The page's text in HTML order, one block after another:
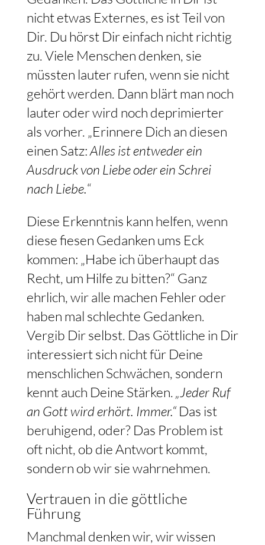
nicht etwas Externes, es ist Teil von
Dir. Du hörst Dir einfach nicht richtig
zu. Viele Menschen denken, sie
müssten lauter rufen, wenn sie nicht
gehört werden. Dann blärt man noch
lauter oder wird noch deprimierter
als vorher. „Erinnere Dich an diesen
einen Satz:Alles ist entweder ein
Ausdruck von Liebe oder ein Schrei
nach Liebe.“
Diese Erkenntnis kann helfen, wenn
diese fiesen Gedanken ums Eck
kommen: „Habe ich überhaupt das
Recht, um Hilfe zu bitten?“ Ganz
ehrlich, wir alle machen Fehler oder
haben mal schlechte Gedanken.
Vergib Dir selbst. Das Göttliche in Dir
interessiert sich nicht für Deine
menschlichen Schwächen, sondern
kennt auch Deine Stärken. „Jeder Ruf
an Gott wird erhört. Immer.“Das ist
beruhigend, oder? Das Problem ist
oft nicht, ob die Antwort kommt,
sondern ob wir sie wahrnehmen.
Vertrauen in die göttliche
Führung
Manchmal denken wir, wir wissen